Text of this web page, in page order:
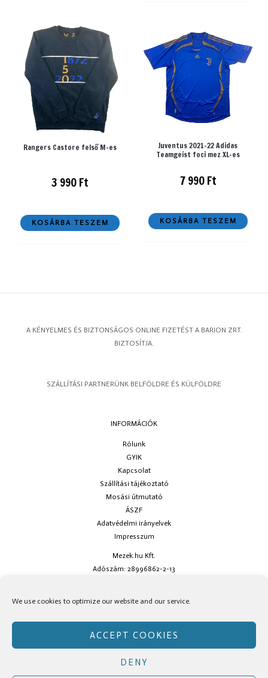
We use cookies to optimize our website and our service.
ACCEPT COOKIES
DENY
Rangers Castore felső M-es
3 990Ft
KOSÁRBA TESZEM
Juventus 2021-22 Adidas
Teamgeist foci mez XL-es
7 990Ft
KOSÁRBA TESZEM
A KÉNYELMES ÉS BIZTONSÁGOS ONLINE FIZETÉST A BARION ZRT.
BIZTOSÍTJA.
SZÁLLÍTÁSI PARTNERÜNK BELFÖLDRE ÉS KÜLFÖLDRE
INFORMÁCIÓK
Rólunk
GYIK
Kapcsolat
Szállítási tájékoztató
Mosási útmutató
ÁSZF
Adatvédelmi irányelvek
Impresszum
Mezek.hu Kft.
Adószám: 28996862-2-13
social oldalainkon!
Copyright © Mezek.hu 2026 Mezek.hu